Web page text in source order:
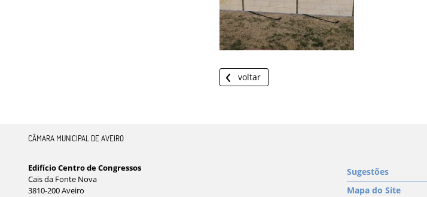
voltar
CÂMARA MUNICIPAL DE AVEIRO
Edifício Centro de Congressos
Cais da Fonte Nova
3810-200 Aveiro
Sugestões
Mapa do Site